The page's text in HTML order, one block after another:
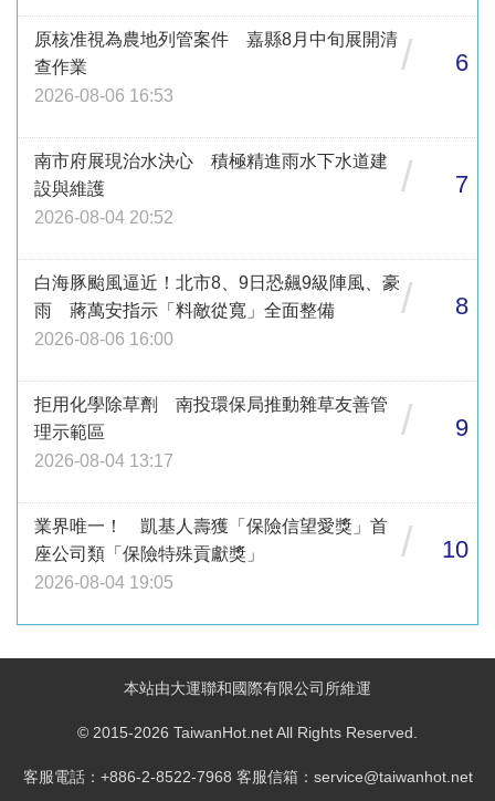
原核准視為農地列管案件 嘉縣8月中旬展開清
查作業
2026-08-06 16:53
/ 6
南市府展現治水決心 積極精進雨水下水道建
設與維護
2026-08-04 20:52
/ 7
白海豚颱風逼近！北市8、9日恐飆9級陣風、豪
雨 蔣萬安指示「料敵從寬」全面整備
2026-08-06 16:00
/ 8
拒用化學除草劑 南投環保局推動雜草友善管
理示範區
2026-08-04 13:17
/ 9
業界唯一！ 凱基人壽獲「保險信望愛獎」首
座公司類「保險特殊貢獻獎」
2026-08-04 19:05
/ 10
本站由大運聯和國際有限公司所維運
© 2015-2026 TaiwanHot.net All Rights Reserved.
客服電話：+886-2-8522-7968 客服信箱：service@taiwanhot.net